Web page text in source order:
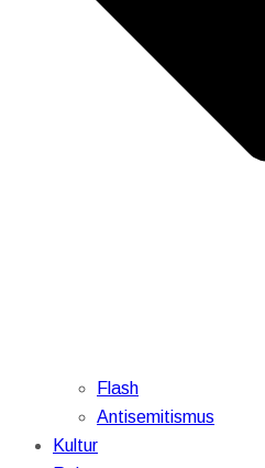
Flash
Antisemitismus
Kultur